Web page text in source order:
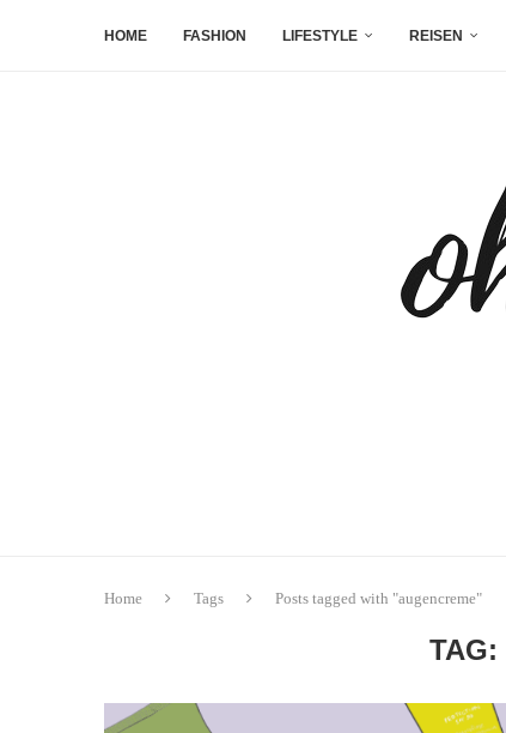
HOME FASHION LIFESTYLE REISEN
Home Tags Posts tagged with "augencreme"
TAG: